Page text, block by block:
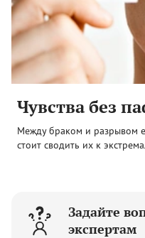
Чувства без
Между браком и разрывом
стоит сводить их к
Задайте
экспертам